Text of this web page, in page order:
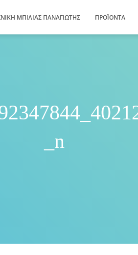
ΜΠΙΛΙΑΣ ΠΑΝΑΓΙΩΤΗΣ ΠΡΟΪΌΝΤΑ
_n